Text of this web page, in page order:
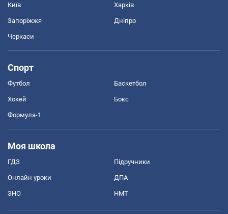
Київ Харків
Запоріжжя Дніпро
Черкаси
Спорт
Футбол Баскетбол
Хокей Бокс
Формула-1
Моя школа
ГДЗ Підручники
Онлайн уроки ДПА
ЗНО НМТ